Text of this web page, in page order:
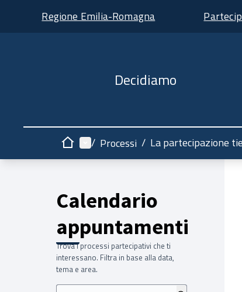
Regione Emilia-Romagna
Decidiamo
HomeMenù principale
/ Processi / La partecipazione
Calendario
appuntamenti
Trova i processi partecipativi che ti
interessano. Filtra in base alla data,
tema e area.